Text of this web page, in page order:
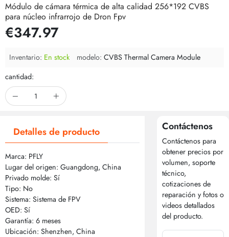
Módulo de cámara térmica de alta calidad 256*192 CVBS
para núcleo infrarrojo de Dron Fpv
€347.97
Inventario: En stock modelo: CVBS Thermal Camera Module
cantidad:
Detalles de producto
Marca: PFLY
Lugar del origen: Guangdong, China
Privado molde: Sí
Tipo: No
Sistema: Sistema de FPV
OED: Sí
Garantía: 6 meses
Ubicación: Shenzhen, China
Contáctenos
Contáctenos para
obtener precios por
volumen, soporte
técnico,
cotizaciones de
reparación y fotos o
videos detallados
del producto.